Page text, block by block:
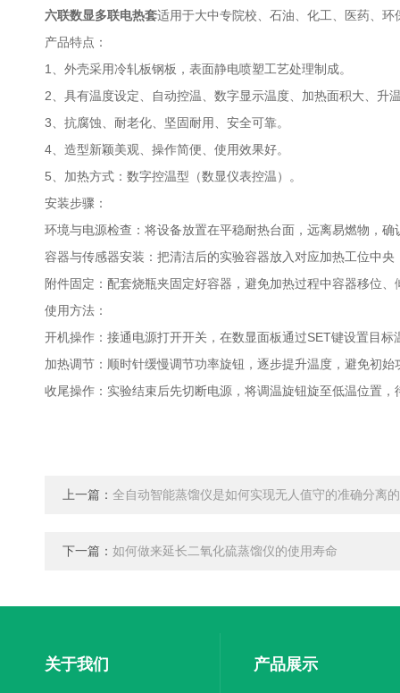
六联数显多联电热套适用于大中专院校、石油、化工、医药、
产品特点：
1、外壳采用冷轧板钢板，表面静电喷塑工艺处理制成。
2、具有温度设定、自动控温、数字显示温度、加热面积大、升
3、抗腐蚀、耐老化、坚固耐用、安全可靠。
4、造型新颖美观、操作简便、使用效果好。
5、加热方式：数字控温型（数显仪表控温）。
安装步骤：
环境与电源检查‌：将设备放置在平稳耐热台面，远离易燃物，
容器与传感器安装‌：把清洁后的实验容器放入对应加热工位中
附件固定‌：配套烧瓶夹固定好容器，避免加热过程中容器移位、
使用方法：
开机操作‌：接通电源打开开关，在数显面板通过SET键设置目
加热调节‌：顺时针缓慢调节功率旋钮，逐步提升温度，避免初
收尾操作‌：实验结束后先切断电源，将调温旋钮旋至低温位置
上一篇： 全自动智能蒸馏仪是如何实现无人值守的准确分离
下一篇： 如何做来延长二氧化硫蒸馏仪的使用寿命
关于我们 产品展示